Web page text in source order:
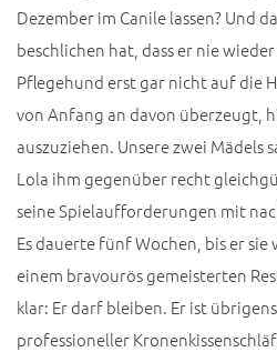
Dezember im Canile lassen? Und
beschlichen hat, dass er nie
Pflegehund erst gar nicht auf die
von Anfang an davon überzeugt,
auszuziehen. Unsere zwei Mädels
Lola ihm gegenüber recht
seine Spielaufforderungen mit
Es dauerte fünf Wochen, bis er
einem bravourös gemeisterten
klar: Er darf bleiben. Er ist
professioneller